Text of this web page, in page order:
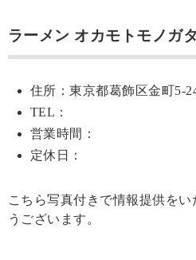
ラーメン オカモトモノガ
住所：東京都葛飾区金町5-
TEL：
営業時間：
定休日：
こちら写真付きで情報提供を
うございます。